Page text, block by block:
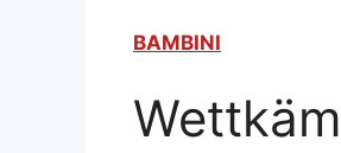
BAMBINI